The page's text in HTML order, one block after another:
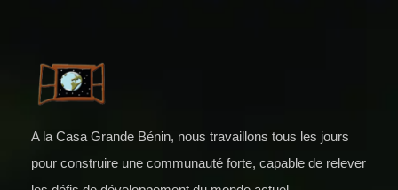
A la Casa Grande Bénin, nous travaillons tous les jours
pour construire une communauté forte, capable de relever